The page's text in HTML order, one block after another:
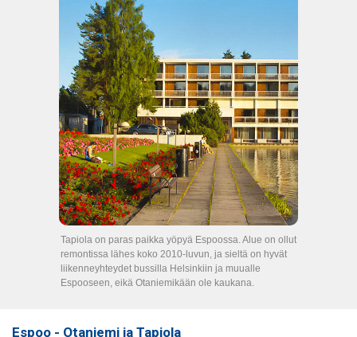
Tapiola on paras paikka yöpyä Espoossa. Alue on ollut
remontissa lähes koko 2010-luvun, ja sieltä on hyvät
liikenneyhteydet bussilla Helsinkiin ja muualle
Espooseen, eikä Otaniemikään ole kaukana.
Espoo - Otaniemi ja Tapiola